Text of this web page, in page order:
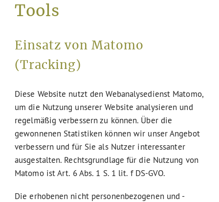
Tools
Einsatz von Matomo
(Tracking)
Diese Website nutzt den Webanalysedienst Matomo,
um die Nutzung unserer Website analysieren und
regelmäßig verbessern zu können. Über die
gewonnenen Statistiken können wir unser Angebot
verbessern und für Sie als Nutzer interessanter
ausgestalten. Rechtsgrundlage für die Nutzung von
Matomo ist Art. 6 Abs. 1 S. 1 lit. f DS-GVO.
Die erhobenen nicht personenbezogenen und -